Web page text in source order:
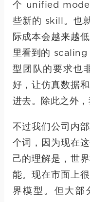
个 unified
些新的 skill。也
际成本会越来越
里看到的 scaling
型团队的要求也
好，让仿真数据
进去。除此之外，
不过我们公司内
个词，因为现在
己的理解是，世
能。现在市面上
界模型。但大部